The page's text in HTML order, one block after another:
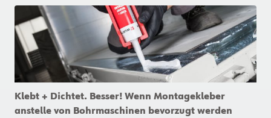
Klebt + Dichtet. Besser! Wenn Montagekleber
anstelle von Bohrmaschinen bevorzugt werden